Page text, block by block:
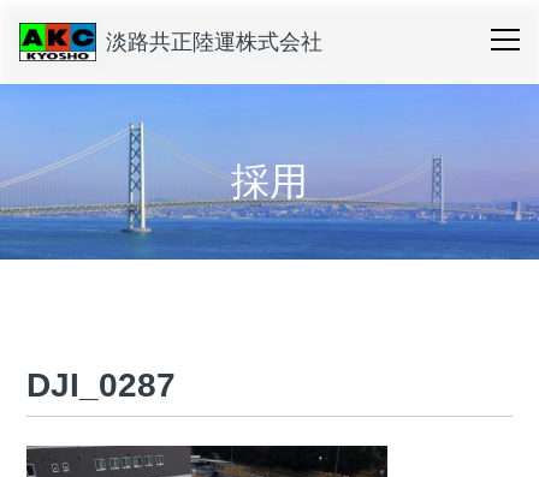
淡路共正陸運株式会社
採用
DJI_0287